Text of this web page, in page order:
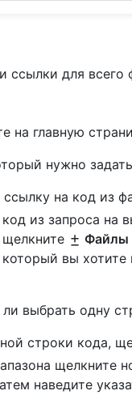
ссылки для всего
на главную
нужно
на код из
из запроса на
Файлы
вы
выбрать одну
строки кода,
щелкните
наведите